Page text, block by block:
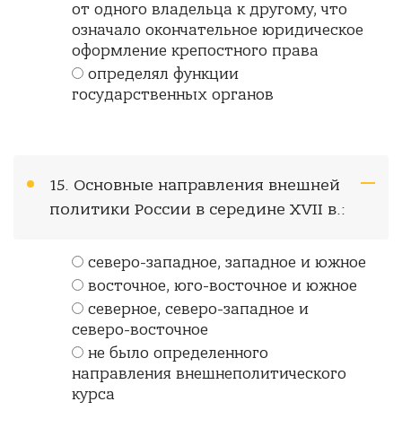
от одного владельца к другому, что
означало окончательное юридическое
оформление крепостного права
определял функции
государственных органов
15. Основные направления внешней
политики России в середине XVII в.:
северо-западное, западное и южное
восточное, юго-восточное и южное
северное, северо-западное и
северо-восточное
не было определенного
направления внешнеполитического
курса